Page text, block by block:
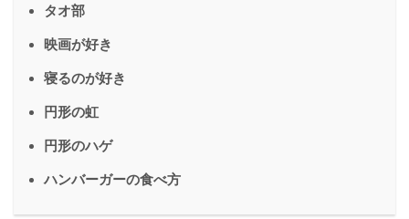
タオ部
映画が好き
寝るのが好き
円形の虹
円形のハゲ
ハンバーガーの食べ方